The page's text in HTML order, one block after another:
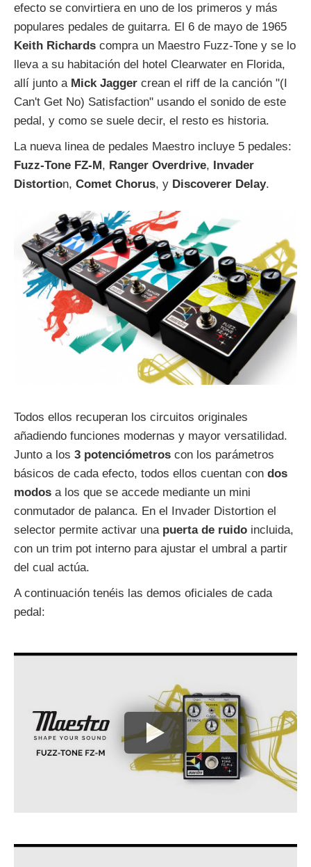
efecto se convirtiera en uno de los primeros y más
populares pedales de guitarra. El 6 de mayo de 1965
Keith Richards compra un Maestro Fuzz-Tone y se lo
lleva a su habitación del hotel Clearwater en Florida,
allí junto a Mick Jagger crean el riff de la canción "(I
Can't Get No) Satisfaction" usando el sonido de este
pedal, y como se suele decir, el resto es historia.
La nueva linea de pedales Maestro incluye 5 pedales:
Fuzz-Tone FZ-M, Ranger Overdrive, Invader
Distortion, Comet Chorus, y Discoverer Delay.
Todos ellos recuperan los circuitos originales
añadiendo funciones modernas y mayor versatilidad.
Junto a los 3 potenciómetros con los parámetros
básicos de cada efecto, todos ellos cuentan con dos
modos a los que se accede mediante un mini
conmutador de palanca. En el Invader Distortion el
selector permite activar una puerta de ruido incluida,
con un trim pot interno para ajustar el umbral a partir
del cual actúa.
A continuación tenéis las demos oficiales de cada
pedal: